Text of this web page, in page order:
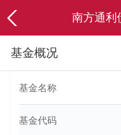
南方通利
基金概况
基金名称
基金代码